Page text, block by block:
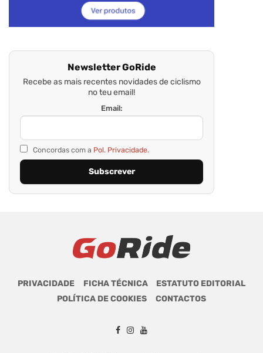
Newsletter GoRide
Recebe as mais recentes novidades de ciclismo
no teu email!
Email:
Concordas com a Pol. Privacidade.
PRIVACIDADE FICHA TÉCNICA
ESTATUTO EDITORIAL
POLÍTICA DE COOKIES
CONTACTOS